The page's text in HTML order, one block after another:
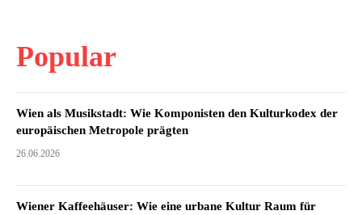
Popular
Wien als Musikstadt: Wie Komponisten den Kulturkodex der
europäischen Metropole prägten
26.06.2026
Wiener Kaffeehäuser: Wie eine urbane Kultur Raum für